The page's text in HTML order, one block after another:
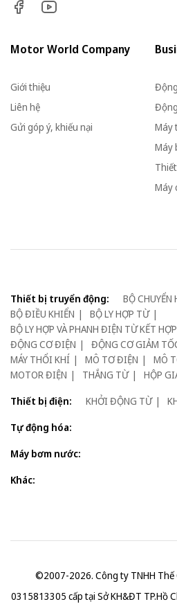
Motor World Company
Giới thiệu
Liên hệ
Gửi góp ý, khiếu nại
Máy
Máy
Máy
Thiết bị truyển động:
BỘ CHUYỂN
BỘ ĐIỀU KHIỂN
BỘ LY HỢP TỪ
BỘ LY HỢP VÀ PHANH ĐIỆN TỪ KẾT HỢP
ĐỘNG CƠ ĐIỆN
ĐỘNG CƠ GIẢM
MÁY THỔI KHÍ
MÔ TƠ ĐIỆN
MÔ
MOTOR ĐIỆN
THẮNG TỪ
HỘP
Thiết bị điện:
KHỞI ĐỘNG TỪ
Tự động hóa:
Máy bơm nước:
Khác:
©2007-2026. Công ty TNHH Thế
0315813305 cấp tại Sở KH&ĐT TP.Hồ